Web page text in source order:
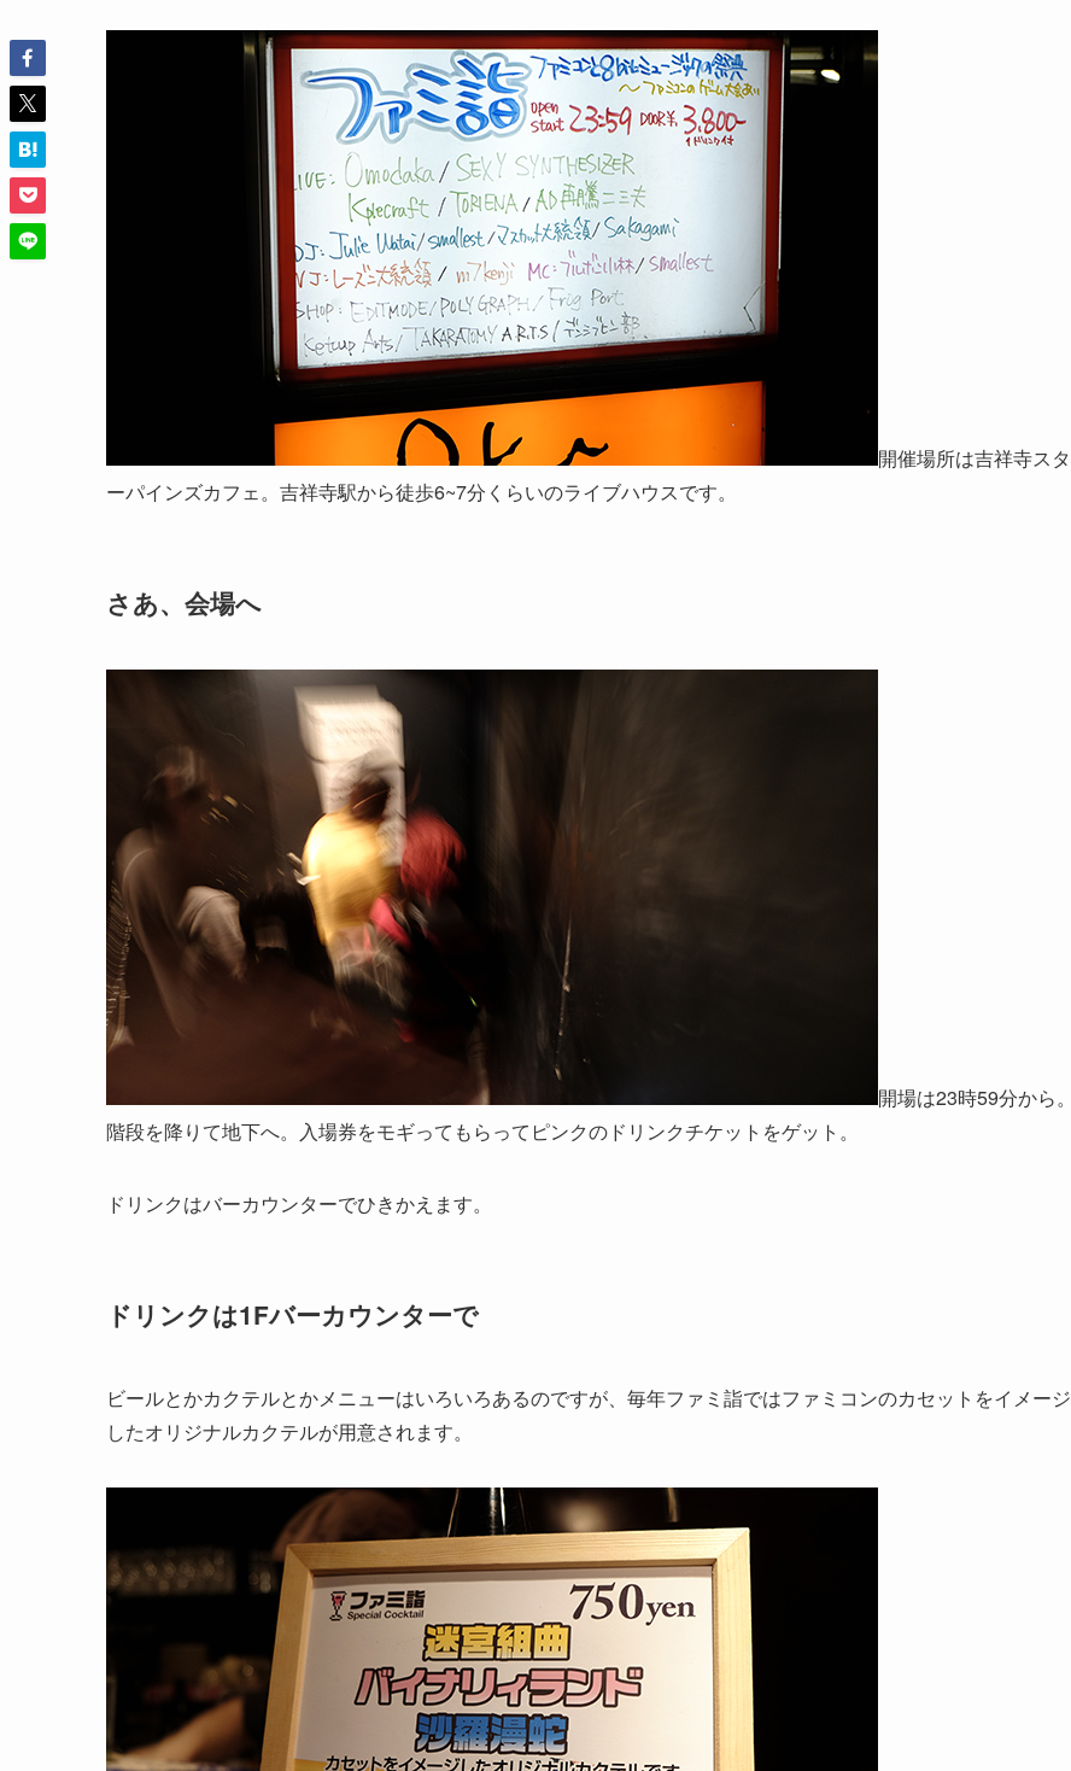
開催場所は吉祥寺スタ
ーパインズカフェ。吉祥寺駅から徒歩6~7分くらいのライブハウスです。
さあ、会場へ
開場は23時59分から。
階段を降りて地下へ。入場券をモギってもらってピンクのドリンクチケットをゲット。
ドリンクはバーカウンターでひきかえます。
ドリンクは1Fバーカウンターで
ビールとかカクテルとかメニューはいろいろあるのですが、毎年ファミ詣ではファミコンのカセットをイメージ
したオリジナルカクテルが用意されます。